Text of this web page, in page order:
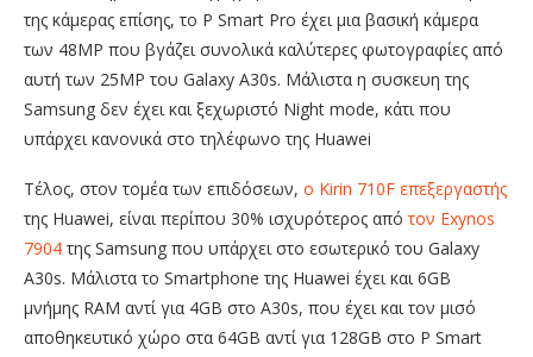
της κάμερας επίσης, το P Smart Pro έχει μια βασική κάμερα
των 48ΜΡ που βγάζει συνολικά καλύτερες φωτογραφίες από
αυτή των 25ΜΡ του Galaxy A30s. Μάλιστα η συσκευη της
Samsung δεν έχει και ξεχωριστό Night mode, κάτι που
υπάρχει κανονικά στο τηλέφωνο της Huawei
Τέλος, στον τομέα των επιδόσεων, ο Kirin 710F επεξεργαστής
της Huawei, είναι περίπου 30% ισχυρότερος απότον Exynos
7904 της Samsung που υπάρχει στο εσωτερικό του Galaxy
A30s. Μάλιστα το Smartphone της Huawei έχει και 6GB
μνήμης RAM αντί για 4GB στο A30s, που έχει και τον μισό
αποθηκευτικό χώρο στα 64GB αντί για 128GB στο P Smart